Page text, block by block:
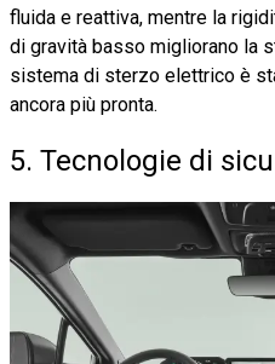
fluida e reattiva, mentre la
di gravità basso migliorano la
sistema di sterzo elettrico è
ancora più pronta.
5. Tecnologie di